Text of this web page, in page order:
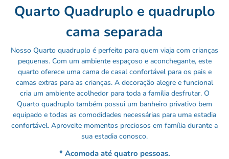
Quarto Quadruplo e quadruplo
cama separada
Nosso Quarto quadruplo é perfeito para quem viaja com crianças
pequenas. Com um ambiente espaçoso e aconchegante, este
quarto oferece uma cama de casal confortável para os pais e
camas extras para as crianças. A decoração alegre e funcional
cria um ambiente acolhedor para toda a família desfrutar. O
Quarto quadruplo também possui um banheiro privativo bem
equipado e todas as comodidades necessárias para uma estadia
confortável. Aproveite momentos preciosos em família durante a
sua estadia conosco.
* Acomoda até quatro pessoas.